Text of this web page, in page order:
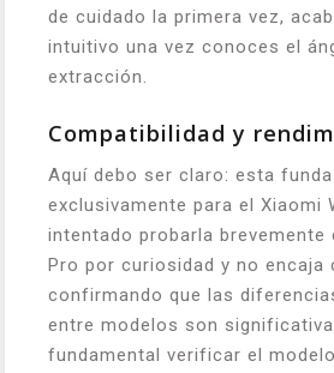
de cuidado la primera vez,
intuitivo una vez conoces el
extracción.
Compatibilidad y
Aquí debo ser claro: esta
exclusivamente para el Xiaomi
intentado probarla brevemente
Pro por curiosidad y no encaja
confirmando que las
entre modelos son
fundamental verificar el